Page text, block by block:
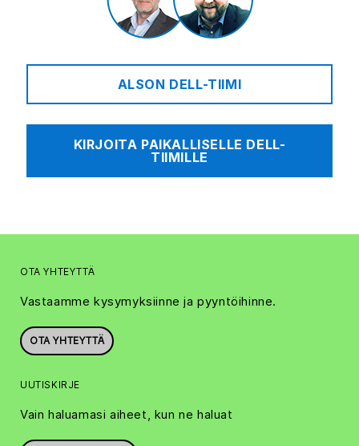
ALSON DELL-TIIMI
KIRJOITA PAIKALLISELLE DELL-
TIIMILLE
OTA YHTEYTTÄ
Vastaamme kysymyksiinne ja pyyntöihinne.
OTA YHTEYTTÄ
UUTISKIRJE
Vain haluamasi aiheet, kun ne haluat